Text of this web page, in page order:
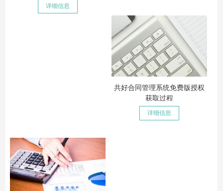
详细信息
共好合同管理系统免费版授权
获取过程
详细信息